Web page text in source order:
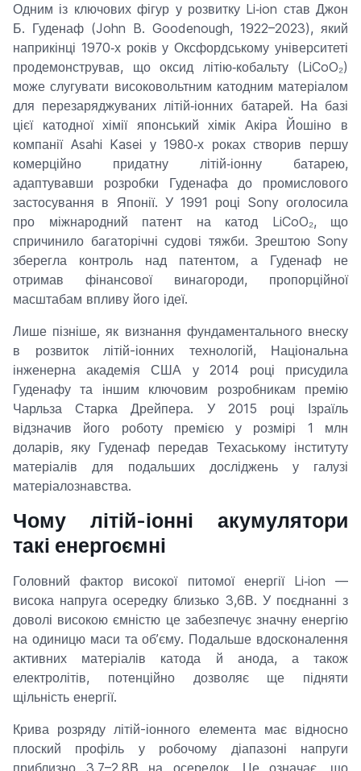
Одним із ключових фігур у розвитку Li‑ion став Джон
Б. Гуденаф (John B. Goodenough, 1922–2023), який
наприкінці 1970‑х років у Оксфордському університеті
продемонстрував, що оксид літію‑кобальту (LiCoO₂)
може слугувати високовольтним катодним матеріалом
для перезаряджуваних літій‑іонних батарей. На базі
цієї катодної хімії японський хімік Акіра Йошіно в
компанії Asahi Kasei у 1980‑х роках створив першу
комерційно придатну літій‑іонну батарею,
адаптувавши розробки Гуденафа до промислового
застосування в Японії. У 1991 році Sony оголосила
про міжнародний патент на катод LiCoO₂, що
спричинило багаторічні судові тяжби. Зрештою Sony
зберегла контроль над патентом, а Гуденаф не
отримав фінансової винагороди, пропорційної
масштабам впливу його ідеї.
Лише пізніше, як визнання фундаментального внеску
в розвиток літій-іонних технологій, Національна
інженерна академія США у 2014 році присудила
Гуденафу та іншим ключовим розробникам премію
Чарльза Старка Дрейпера. У 2015 році Ізраїль
відзначив його роботу премією у розмірі 1 млн
доларів, яку Гуденаф передав Техаському інституту
матеріалів для подальших досліджень у галузі
матеріалознавства.
Чому літій-іонні акумулятори
такі енергоємні
Головний фактор високої питомої енергії Li‑ion —
висока напруга осередку близько 3,6В. У поєднанні з
доволі високою ємністю це забезпечує значну енергію
на одиницю маси та об’єму. Подальше вдосконалення
активних матеріалів катода й анода, а також
електролітів, потенційно дозволяє ще підняти
щільність енергії.
Крива розряду літій-іонного елемента має відносно
плоский профіль у робочому діапазоні напруги
приблизно 3,7–2,8В на осередок. Це означає, що